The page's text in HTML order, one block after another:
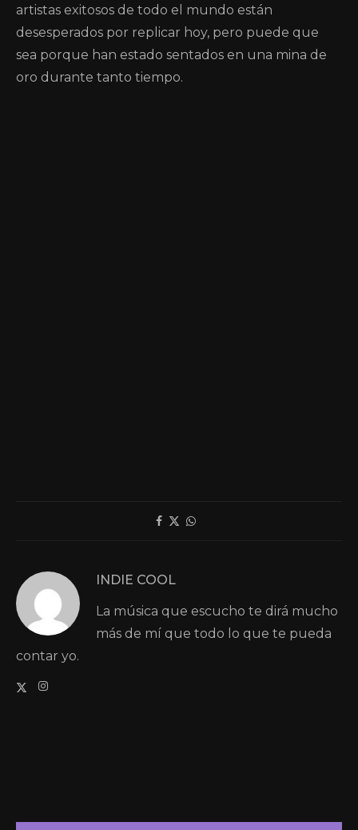
artistas exitosos de todo el mundo están
desesperados por replicar hoy, pero puede que
sea porque han estado sentados en una mina de
oro durante tanto tiempo.
INDIE COOL
La música que escucho te dirá mucho
más de mí que todo lo que te pueda
contar yo.